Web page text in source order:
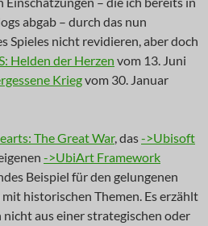
abgab – durch das nun
Spieles nicht revidieren, aber doch
Helden der Herzen vom 13. Juni
Kriegvom 30. Januar
The Great War, das->Ubisoft
->UbiArt Framework
Beispiel für den gelungenen
historischen Themen. Es erzählt
aus einer strategischen oder